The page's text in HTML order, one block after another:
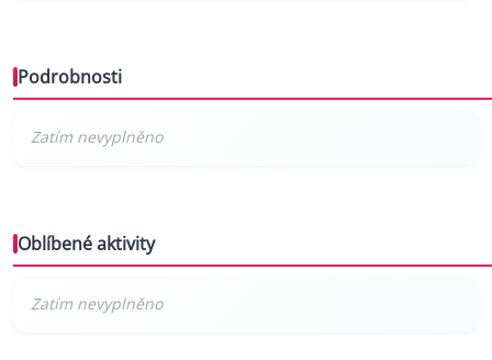
Podrobnosti
Oblíbené aktivity